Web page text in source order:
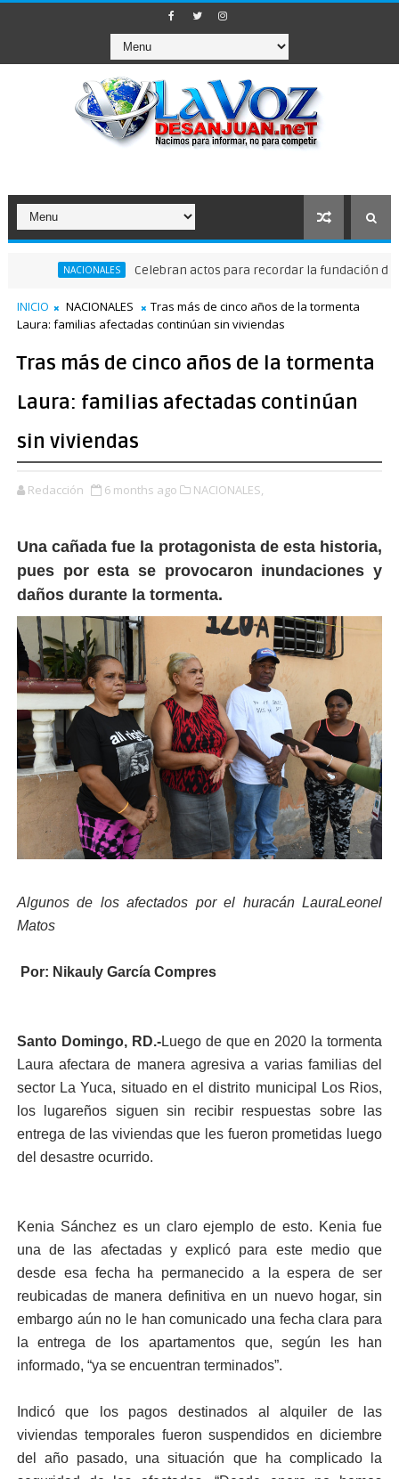
NACIONALES Celebran actos para recordar la fundación de Santo
INICIO NACIONALES
Tras más de cinco años de la tormenta
Laura: familias afectadas continúan sin viviendas
Tras más de cinco años de la tormenta
Laura: familias afectadas continúan
sin viviendas
Redacción 6 months ago NACIONALES,
Una cañada fue la protagonista de esta historia,
pues por esta se provocaron inundaciones y
daños durante la tormenta.
Algunos de los afectados por el huracán LauraLeonel
Matos
Por: Nikauly García Compres
Santo Domingo, RD.-Luego de que en 2020 la tormenta
Laura afectara de manera agresiva a varias familias del
sector La Yuca, situado en el distrito municipal Los Rios,
los lugareños siguen sin recibir respuestas sobre las
entrega de las viviendas que les fueron prometidas luego
del desastre ocurrido.
Kenia Sánchez es un claro ejemplo de esto. Kenia fue
una de las afectadas y explicó para este medio que
desde esa fecha ha permanecido a la espera de ser
reubicadas de manera definitiva en un nuevo hogar, sin
embargo aún no le han comunicado una fecha clara para
la entrega de los apartamentos que, según les han
informado, “ya se encuentran terminados”.
Indicó que los pagos destinados al alquiler de las
viviendas temporales fueron suspendidos en diciembre
del año pasado, una situación que ha complicado la